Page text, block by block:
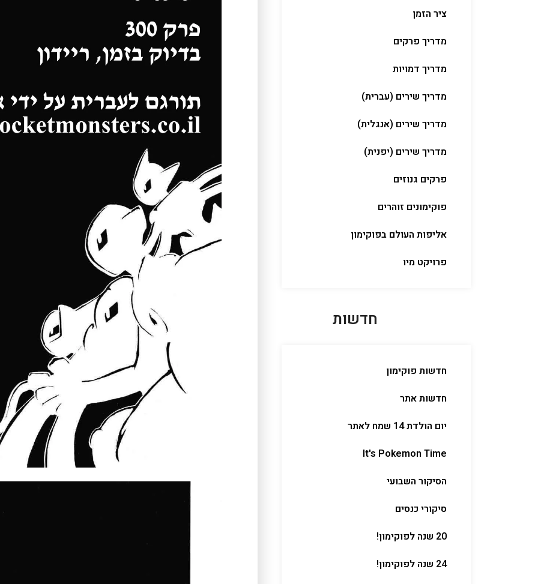
ציר הזמן
מדריך פרקים
מדריך דמויות
מדריך שירים (עברית)
מדריך שירים (אנגלית)
מדריך שירים (יפנית)
פרקים גנוזים
פוקימונים זוהרים
אליפות העולם בפוקימון
פרויקט מיו
חדשות
חדשות פוקימון
חדשות אתר
יום הולדת 14 שמח לאתר
It's Pokemon Time
הסיקור השבועי
סיקורי כנסים
20 שנה לפוקימון!
24 שנה לפוקימון!